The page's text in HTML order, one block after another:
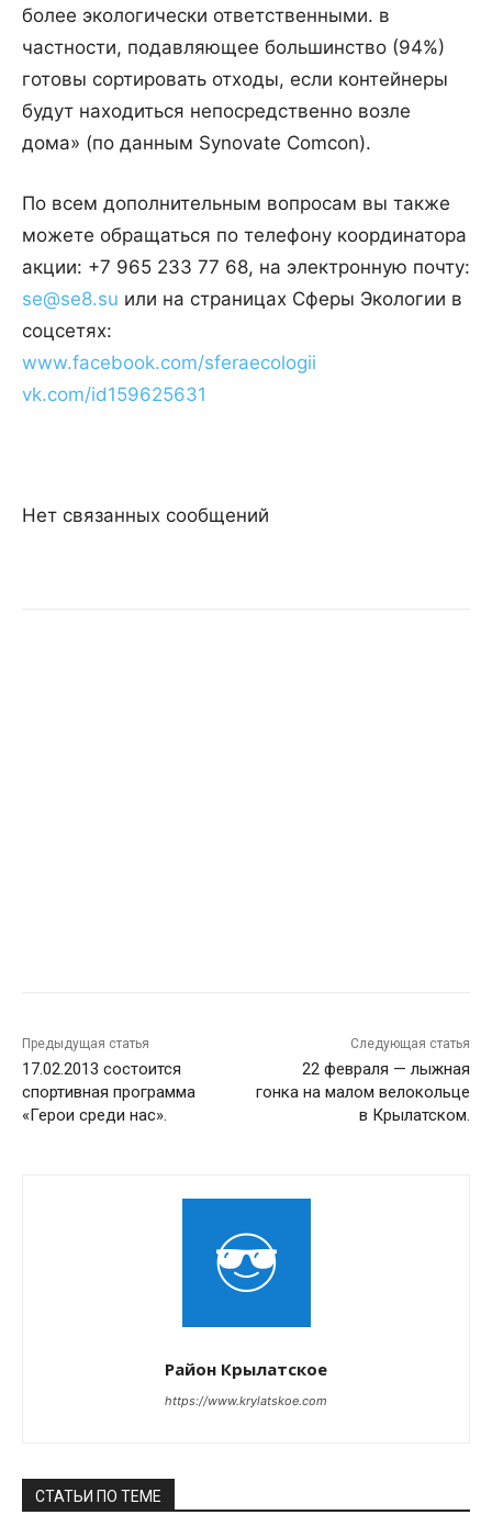
более экологически ответственными. в
частности, подавляющее большинство (94%)
готовы сортировать отходы, если контейнеры
будут находиться непосредственно возле
дома» (по данным Synovate Comcon).
По всем дополнительным вопросам вы также
можете обращаться по телефону координатора
акции: +7 965 233 77 68, на электронную почту:
se@se8.su или на страницах Сферы Экологии в
соцсетях:
www.facebook.com/sferaecologii
vk.com/id159625631
Нет связанных сообщений
Предыдущая статья
17.02.2013 состоится
спортивная программа
«Герои среди нас».
Следующая статья
22 февраля — лыжная
гонка на малом велокольце
в Крылатском.
Район Крылатское
https://www.krylatskoe.com
СТАТЬИ ПО ТЕМЕ